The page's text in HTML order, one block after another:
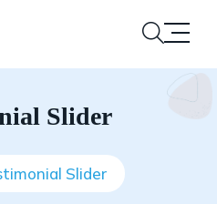
Slider
Slider